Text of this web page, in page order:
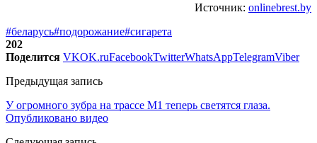
Источник: onlinebrest.by
#беларусь#подорожание#сигарета
202
Поделится VKOK.ruFacebookTwitterWhatsAppTelegramViber
Предыдущая запись
У огромного зубра на трассе М1 теперь светятся глаза.
Опубликовано видео